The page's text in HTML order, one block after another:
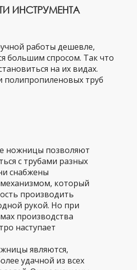
ИНСТРУМЕНТА
работы дешевле,
большим спросом. Так что
на их видах.
труб
ножницы позволяют
с трубами разных
снабжены
который
производить
рукой. Но при
производства
наступает
являются,
удачной из всех